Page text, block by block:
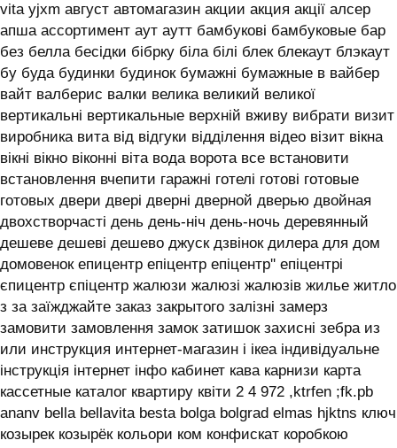
vita yjxm август автомагазин акции акция акції алсер
апша ассортимент аут аутт бамбукові бамбуковые бар
без белла бесідки бібрку біла білі блек блекаут блэкаут
бу буда будинки будинок бумажні бумажные в вайбер
вайт валберис валки велика великий великої
вертикальні вертикальные верхній вживу вибрати визит
виробника вита від відгуки відділення відео візит вікна
вікні вікно віконні віта вода ворота все встановити
встановлення вчепити гаражні готелі готові готовые
готовых двери двері дверні дверной дверью двойная
двохстворчасті день день-ніч день-ночь деревянный
дешеве дешеві дешево джуск дзвінок дилера для дом
домовенок епицентр епіцентр епіцентр'' епіцентрі
єпицентр єпіцентр жалюзи жалюзі жалюзів жилье житло
з за заїжджайте заказ закрытого залізні замерз
замовити замовлення замок затишок захисні зебра из
или инструкция интернет-магазин і ікеа індивідуальне
інструкція інтернет інфо кабинет кава карнизи карта
кассетные каталог квартиру квіти 2 4 972 ,ktrfen ;fk.pb
ananv bella bellavita besta bolga bolgrad elmas hjktns ключ
козырек козырёк кольори ком конфискат коробкою